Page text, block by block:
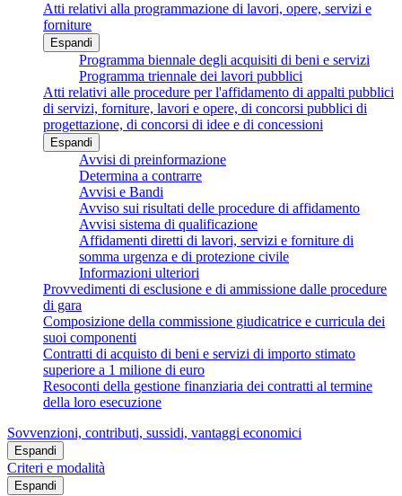
Atti relativi alla programmazione di lavori, opere, servizi e
forniture
Espandi
Programma biennale degli acquisiti di beni e servizi
Programma triennale dei lavori pubblici
Atti relativi alle procedure per l'affidamento di appalti pubblici
di servizi, forniture, lavori e opere, di concorsi pubblici di
progettazione, di concorsi di idee e di concessioni
Espandi
Avvisi di preinformazione
Determina a contrarre
Avvisi e Bandi
Avviso sui risultati delle procedure di affidamento
Avvisi sistema di qualificazione
Affidamenti diretti di lavori, servizi e forniture di
somma urgenza e di protezione civile
Informazioni ulteriori
Provvedimenti di esclusione e di ammissione dalle procedure
di gara
Composizione della commissione giudicatrice e curricula dei
suoi componenti
Contratti di acquisto di beni e servizi di importo stimato
superiore a 1 milione di euro
Resoconti della gestione finanziaria dei contratti al termine
della loro esecuzione
Sovvenzioni, contributi, sussidi, vantaggi economici
Espandi
Criteri e modalità
Espandi